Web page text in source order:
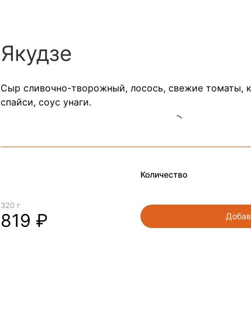
Якудзе
Сыр сливочно-творожный, лосось, свежие томаты,
спайси, соус унаги.
Количество
320 г
819 ₽